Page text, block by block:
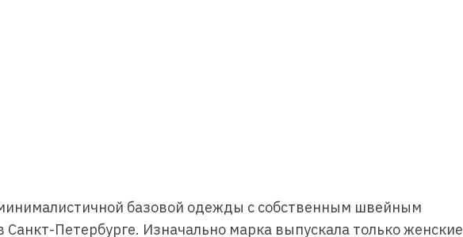
базовой одежды с собственным швейным
Санкт-Петербурге. Изначально марка выпускала только женские